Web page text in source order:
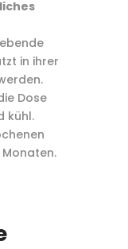
in ihrer
Dose
kühl.
Monaten.